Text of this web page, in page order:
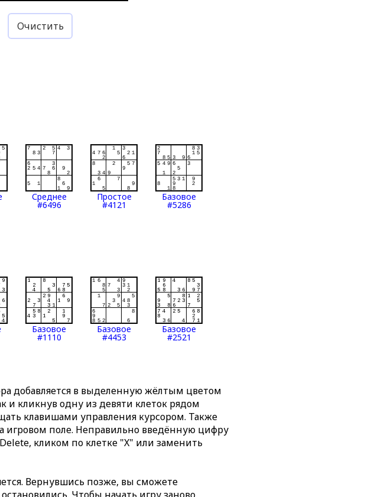
Очистить
Среднее
#6496
Простое
#4121
Базовое
#5286
Базовое
#1110
Базовое
#4453
Базовое
#2521
добавляется в выделенную жёлтым цветом
и кликнув одну из девяти клеток рядом
клавишами управления курсором. Также
поле. Неправильно введённую цифру
кликом по клетке "X" или заменить
Вернувшись позже, вы сможете